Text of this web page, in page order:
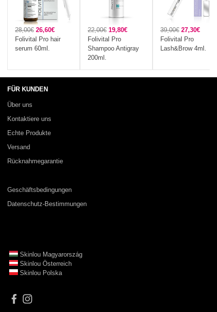
28,00€ 26,60€
Folivital Pro hair
serum 60ml.
22,00€ 19,80€
Folivital Pro
Shampoo Antigray
200ml.
39,00€ 27,30€
Folivital Pro
Lash&Brow 4ml.
FÜR KUNDEN
Über uns
Kontaktiere uns
Echte Produkte
Versand
Rücknahmegarantie
Geschäftsbedingungen
Datenschutz-Bestimmungen
Skinlou Magyarország
Skinlou Österreich
Skinlou Polska